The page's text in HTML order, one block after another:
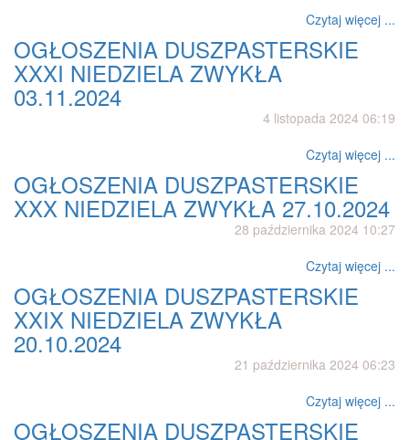
Czytaj więcej ...
OGŁOSZENIA DUSZPASTERSKIE
XXXI NIEDZIELA ZWYKŁA
03.11.2024
4 listopada 2024 06:19
Czytaj więcej ...
OGŁOSZENIA DUSZPASTERSKIE
XXX NIEDZIELA ZWYKŁA 27.10.2024
28 października 2024 10:27
Czytaj więcej ...
OGŁOSZENIA DUSZPASTERSKIE
XXIX NIEDZIELA ZWYKŁA
20.10.2024
21 października 2024 06:23
Czytaj więcej ...
OGŁOSZENIA DUSZPASTERSKIE